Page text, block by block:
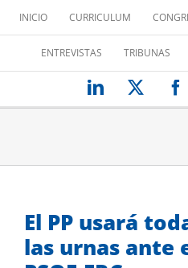
contenido
INICIO CURRICULUM
ENTREVISTAS TRIBUNAS
LinkedIn
El PP usará
las urnas ante